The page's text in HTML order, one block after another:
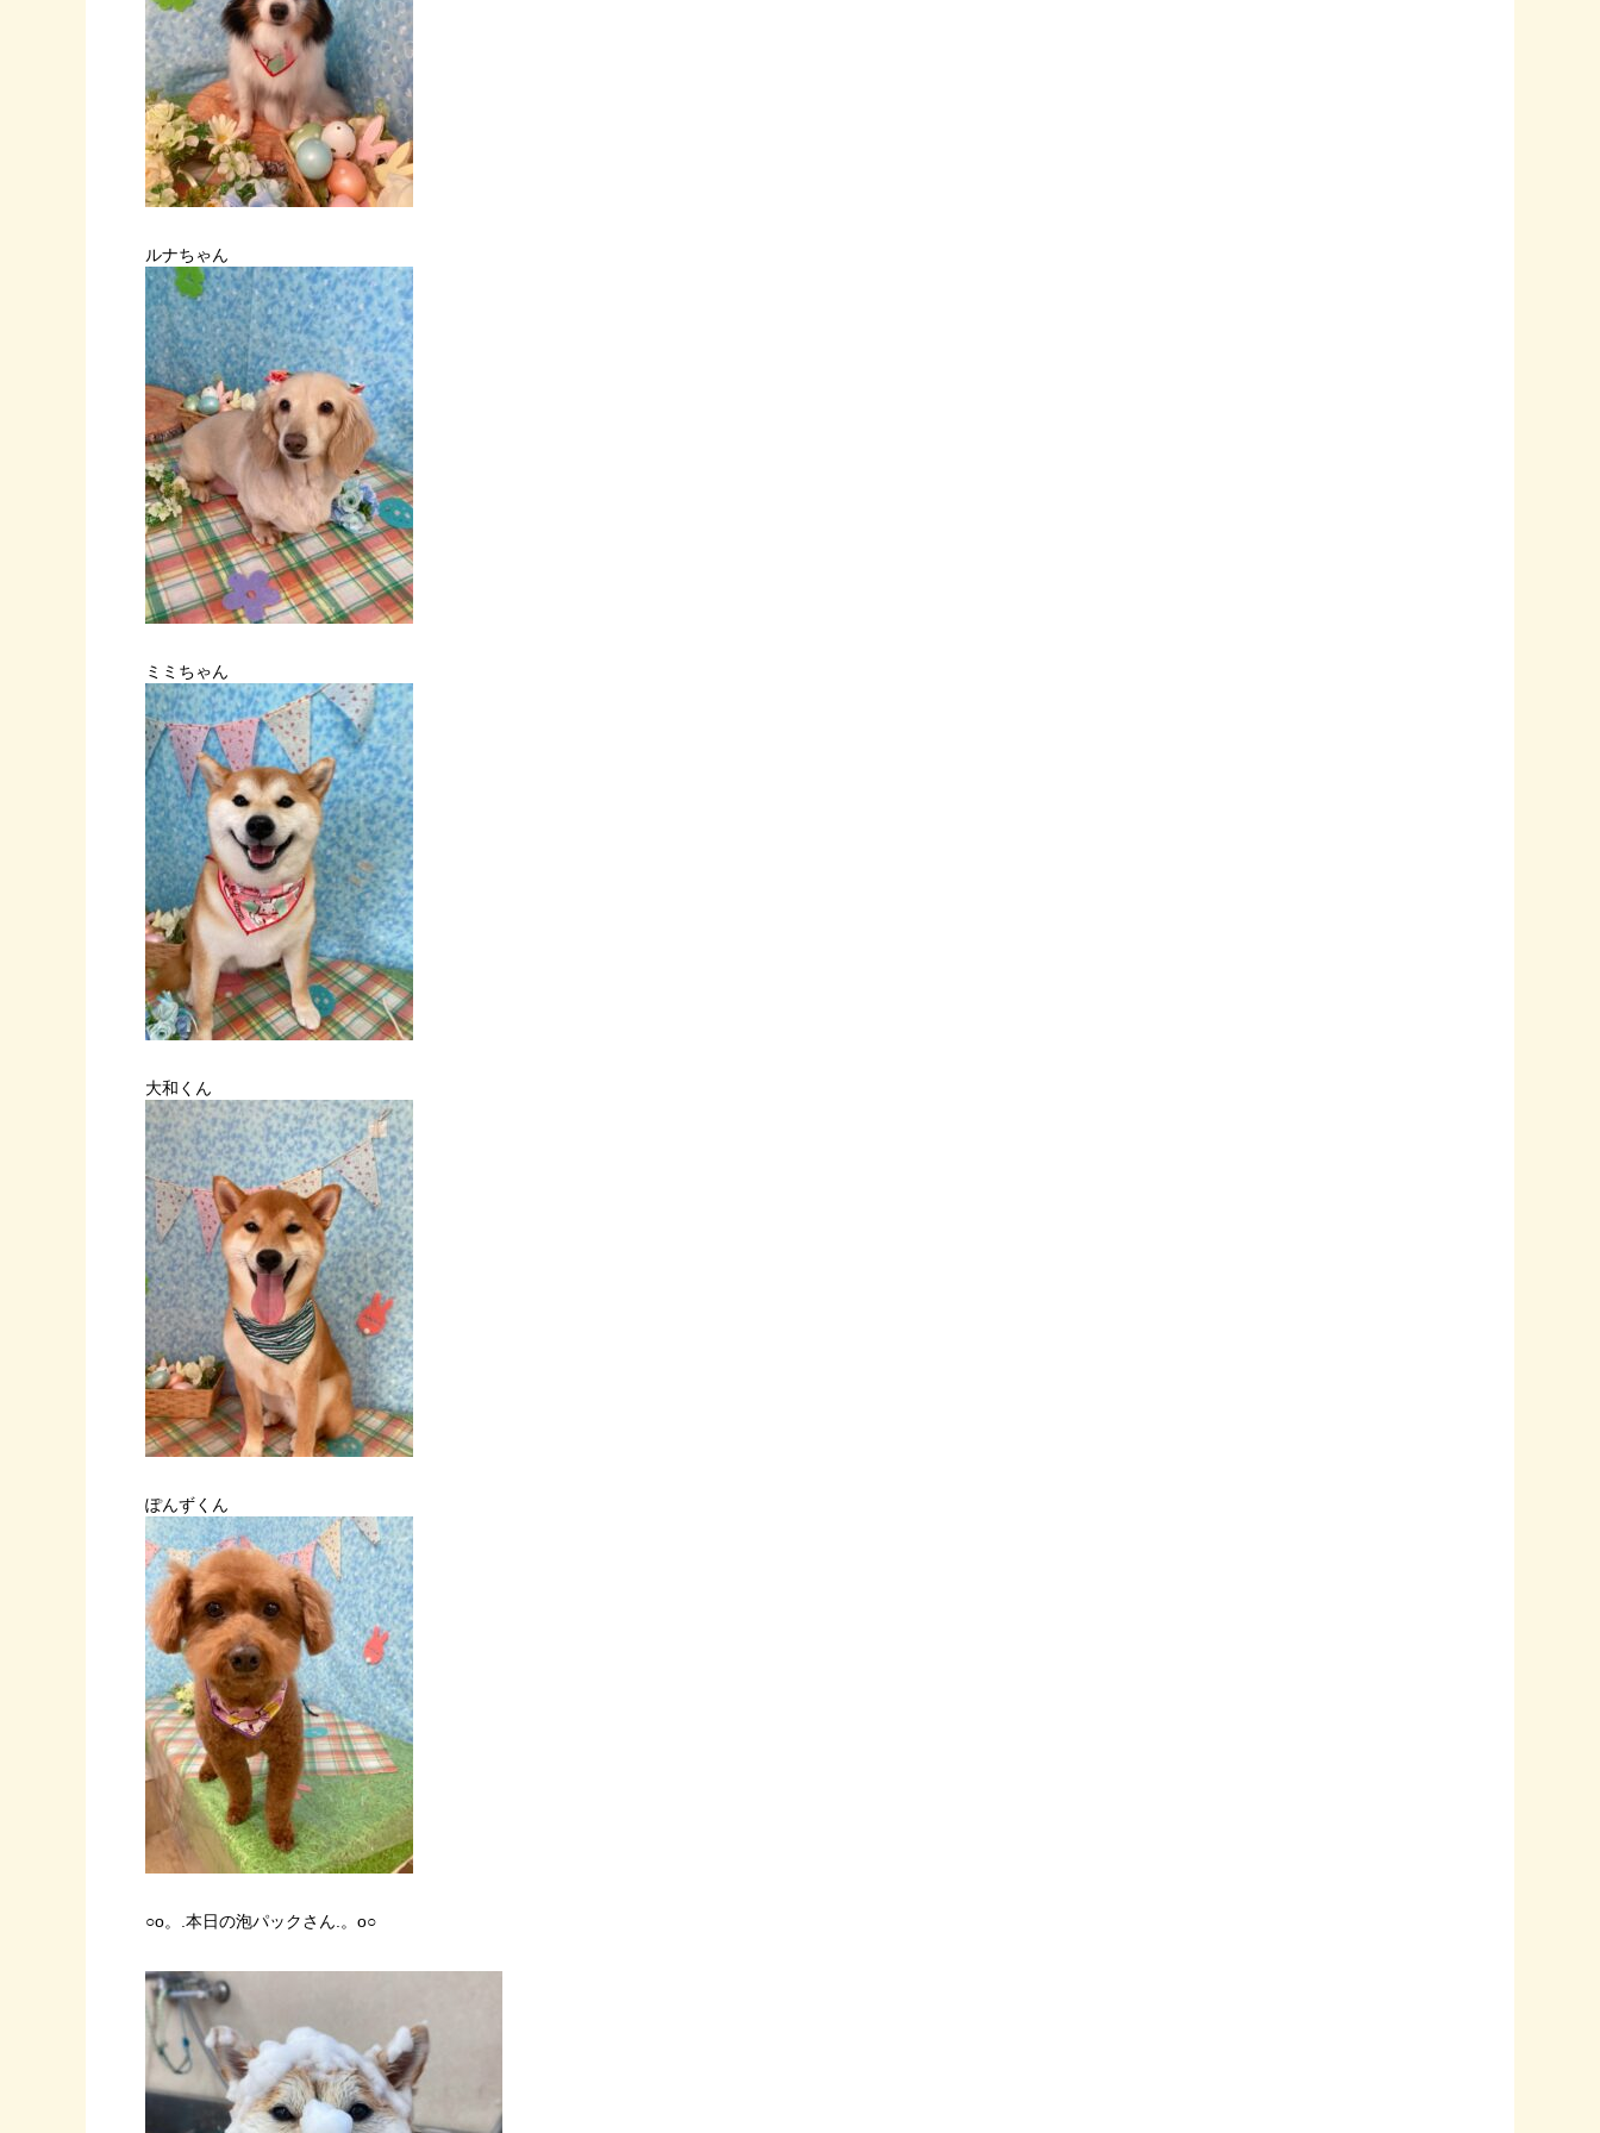
ルナちゃん
ミミちゃん
大和くん
ぽんずくん
○o。.本日の泡パックさん.。o○